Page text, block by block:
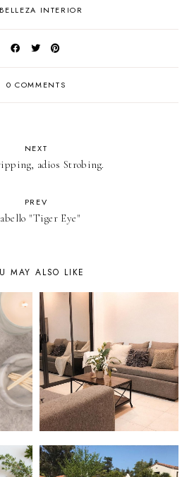
BELLEZA INTERIOR
0 COMMENTS
NEXT
adios Strobing.
PREV
"Tiger Eye"
MAY ALSO LIKE